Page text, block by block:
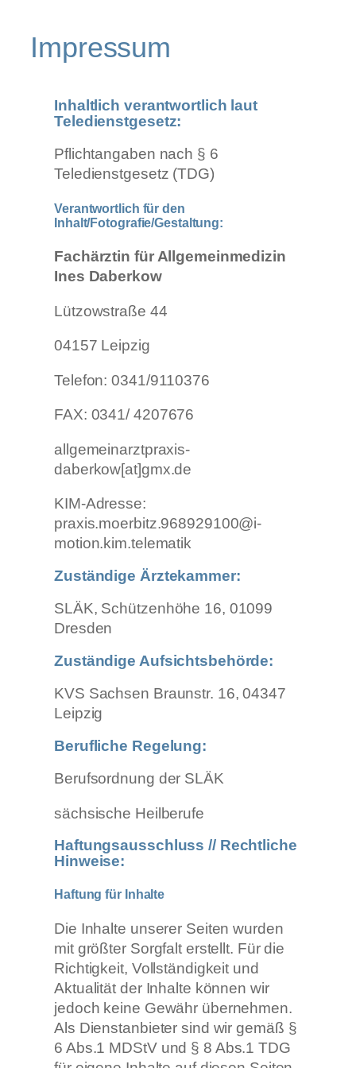
Impressum
Inhaltlich verantwortlich laut
Teledienstgesetz:
Pflichtangaben nach § 6
Teledienstgesetz (TDG)
Verantwortlich für den
Inhalt/Fotografie/Gestaltung:
Fachärztin für Allgemeinmedizin
Ines Daberkow
Lützowstraße 44
04157 Leipzig
Telefon: 0341/9110376
FAX: 0341/ 4207676
allgemeinarztpraxis-
daberkow[at]gmx.de
KIM-Adresse:
praxis.moerbitz.968929100@i-
motion.kim.telematik
Zuständige Ärztekammer:
SLÄK, Schützenhöhe 16, 01099
Dresden
Zuständige Aufsichtsbehörde:
KVS Sachsen Braunstr. 16, 04347
Leipzig
Berufliche Regelung:
Berufsordnung der SLÄK
sächsische Heilberufe
Haftungsausschluss // Rechtliche
Hinweise:
Haftung für Inhalte
Die Inhalte unserer Seiten wurden
mit größter Sorgfalt erstellt. Für die
Richtigkeit, Vollständigkeit und
Aktualität der Inhalte können wir
jedoch keine Gewähr übernehmen.
Als Dienstanbieter sind wir gemäß §
6 Abs.1 MDStV und § 8 Abs.1 TDG